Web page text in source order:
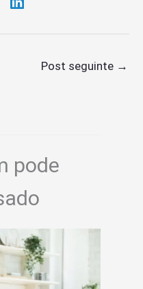
Post seguinte →
pode